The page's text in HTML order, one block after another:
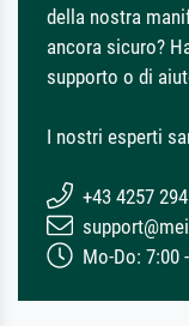
della nostra
ancora sicuro?
supporto o di
I nostri esperti
+43 4257
Mo-Do: 7:00